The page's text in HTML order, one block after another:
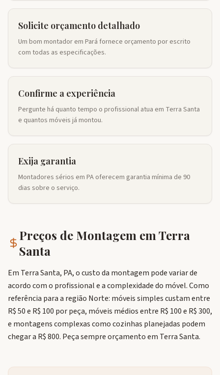
Solicite orçamento detalhado
Um bom montador em Pará fornece orçamento por escrito
com todas as especificações.
Confirme a experiência
Pergunte há quanto tempo o profissional atua em Terra Santa
e quantos móveis já montou.
Exija garantia
Montadores sérios em PA oferecem garantia mínima de 90
dias sobre o serviço.
Preços de Montagem em Terra
Santa
Em Terra Santa, PA, o custo da montagem pode variar de
acordo com o profissional e a complexidade do móvel. Como
referência para a região Norte: móveis simples custam entre
R$ 50 e R$ 100 por peça, móveis médios entre R$ 100 e R$ 300,
e montagens complexas como cozinhas planejadas podem
chegar a R$ 800. Peça sempre orçamento em Terra Santa.